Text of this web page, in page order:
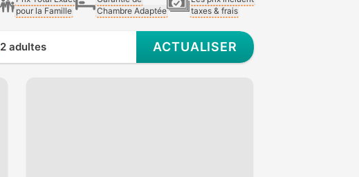
pour la Famille
Chambre Adaptée
taxes & frais
2 adultes ACTUALISER